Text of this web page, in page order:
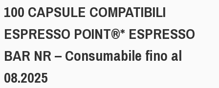
100 CAPSULE COMPATIBILI
ESPRESSO POINT®* ESPRESSO
BAR NR – Consumabile fino al
08.2025